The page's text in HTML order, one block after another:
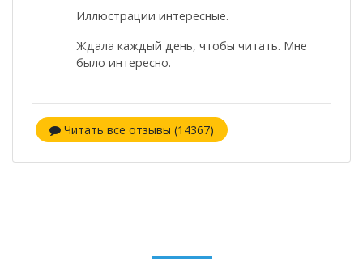
Иллюстрации интересные.
Ждала каждый день, чтобы читать. Мне
было интересно.
Читать все отзывы (14367)